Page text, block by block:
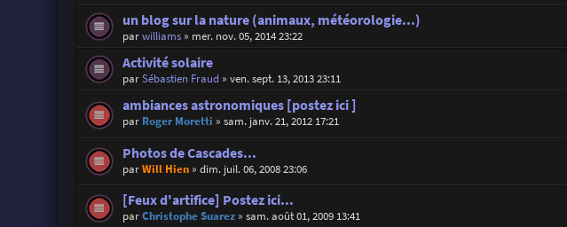
un blog sur la nature (animaux, météorologie...)
parwilliams» mer. nov. 05, 2014 23:22
Activité solaire
parSébastien Fraud» ven. sept. 13, 2013 23:11
ambiances astronomiques [postez ici ]
par Roger Moretti » sam. janv. 21, 2012 17:21
Photos de Cascades...
parWill Hien» dim. juil. 06, 2008 23:06
[Feux d'artifice] Postez ici...
parChristophe Suarez» sam. août 01, 2009 13:41